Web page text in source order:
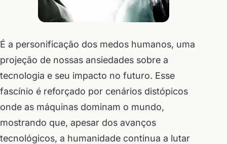
É a personificação dos medos humanos, uma
projeção de nossas ansiedades sobre a
tecnologia e seu impacto no futuro. Esse
fascínio é reforçado por cenários distópicos
onde as máquinas dominam o mundo,
mostrando que, apesar dos avanços
tecnológicos, a humanidade continua a lutar